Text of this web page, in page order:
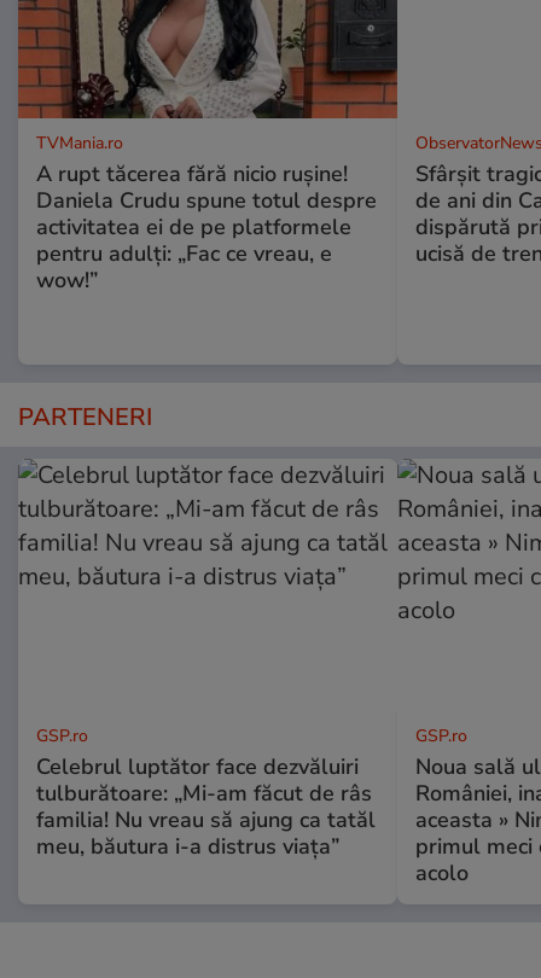
TVMania.ro
A rupt tăcerea fără nicio rușine!
Daniela Crudu spune totul despre
activitatea ei de pe platformele
pentru adulți: „Fac ce vreau, e
wow!”
Sfârşit
de ani din
dispărută
ucisă de
PARTENERI
GSP.ro
Celebrul luptător face dezvăluiri
tulburătoare: „Mi-am făcut de râs
familia! Nu vreau să ajung ca tatăl
meu, băutura i-a distrus viața”
GSP.ro
Noua sală
României,
aceasta »
primul meci
acolo